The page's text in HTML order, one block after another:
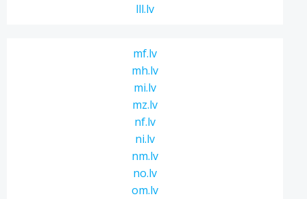
lll.lv
mf.lv
mh.lv
mi.lv
mz.lv
nf.lv
ni.lv
nm.lv
no.lv
om.lv